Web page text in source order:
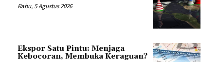
Rabu, 5 Agustus 2026
Ekspor Satu Pintu: Menjaga
Kebocoran, Membuka Keraguan?